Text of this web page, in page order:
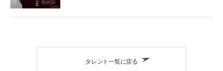
タレント一覧に戻る